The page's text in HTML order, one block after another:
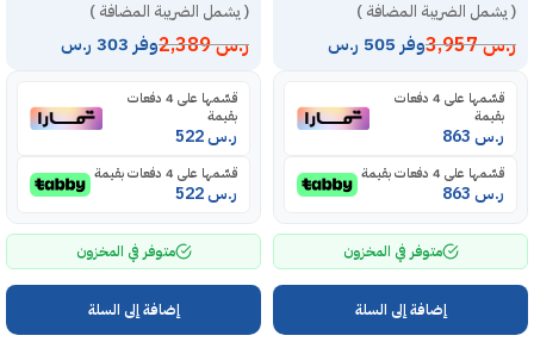
( يشمل الضريبة المضافة )
ر.س3,957 وفر 505 ر.س
قسّمها على 4 دفعات
بقيمة
ر.س
قسّمها على 4 دفعات بقيمة
ر.س
متوفر في المخزون
إضافة إلى السلة
( يشمل الضريبة المضافة )
ر.س2,389 وفر 303 ر.س
قسّمها على 4 دفعات
بقيمة
ر.س
قسّمها على 4 دفعات بقيمة
ر.س
متوفر في المخزون
إضافة إلى السلة